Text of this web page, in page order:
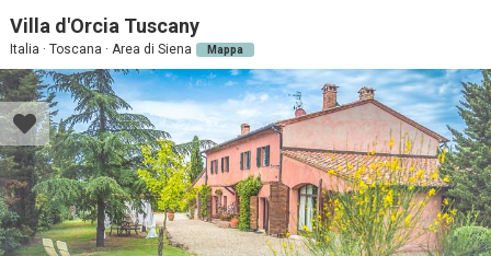
Villa d'Orcia Tuscany
Italia · Toscana · Area di Siena Mappa